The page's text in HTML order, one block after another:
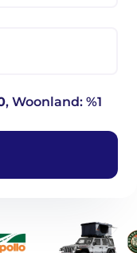
, Woonland: %1